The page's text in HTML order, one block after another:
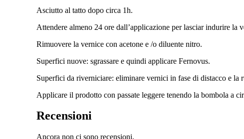
Asciutto al tatto dopo circa 1h.
Attendere almeno 24 ore dall’applicazione per lasciar indurire la
Rimuovere la vernice con acetone e /o diluente nitro.
Superfici nuove: sgrassare e quindi applicare Fernovus.
Superfici da riverniciare: eliminare vernici in fase di distacco e la
Applicare il prodotto con passate leggere tenendo la bombola a
Recensioni
Ancora non ci sono recensioni.